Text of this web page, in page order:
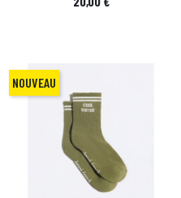
NOUVEAU